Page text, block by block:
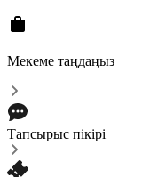
Мекеме таңдаңыз
Тапсырыс пікірі